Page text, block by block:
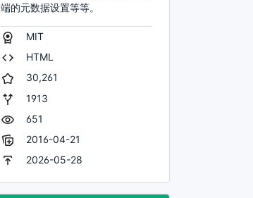
端的元数据设置等等。
MIT
HTML
30,261
1913
651
2016-04-21
2026-05-28